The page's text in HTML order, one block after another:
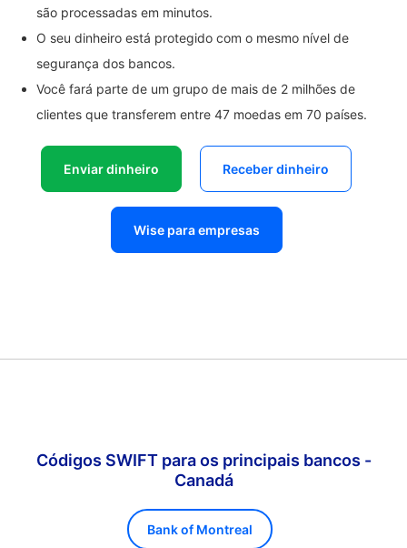
são processadas em minutos.
O seu dinheiro está protegido com o mesmo nível de
segurança dos bancos.
Você fará parte de um grupo de mais de 2 milhões de
clientes que transferem entre 47 moedas em 70 países.
Enviar dinheiro Receber dinheiro
Wise para empresas
Códigos SWIFT para os principais bancos -
Canadá
Bank of Montreal